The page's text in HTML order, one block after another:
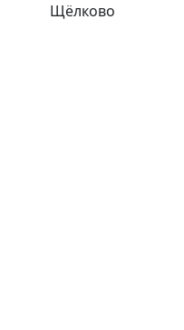
Щёлково